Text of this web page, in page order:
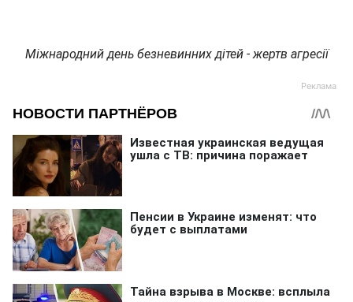
Міжнародний день безневинних дітей - жертв агресії